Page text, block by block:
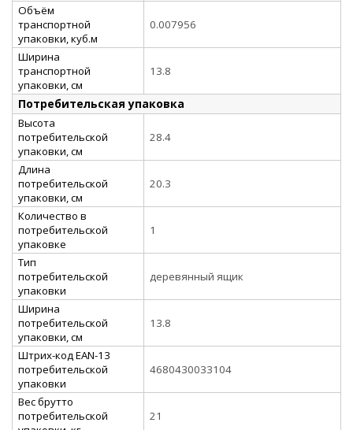
Объём
транспортной
упаковки, куб.м
0.007956
Ширина
транспортной
упаковки, см
13.8
Потребительская упаковка
Высота
потребительской
упаковки, см
28.4
Длина
потребительской
упаковки, см
20.3
Количество в
потребительской
упаковке
1
Тип
потребительской
упаковки
деревянный ящик
Ширина
потребительской
упаковки, см
13.8
Штрих-код EAN-13
потребительской
упаковки
4680430033104
Вес брутто
потребительской
21